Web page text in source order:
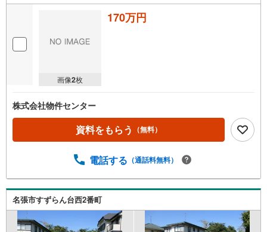
画像2枚
170万円
株式会社物件センター
資料をもらう （無料）
電話する （通話料無料）
名張市すずらん台西2番町